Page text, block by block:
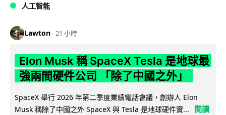
人工智能
Lawton 21 小時
Elon Musk 稱 SpaceX Tesla 是地球最
強兩間硬件公司 「除了中國之外」
SpaceX 舉行 2026 年第二季度業績電話會議，創辦人 Elon
Musk 稱除了中國之外 SpaceX 與 Tesla 是地球硬件實...
閱讀